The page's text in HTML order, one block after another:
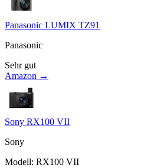
Panasonic LUMIX TZ91
Panasonic
Sehr gut
Amazon →
Sony RX100 VII
Sony
Modell: RX100 VII